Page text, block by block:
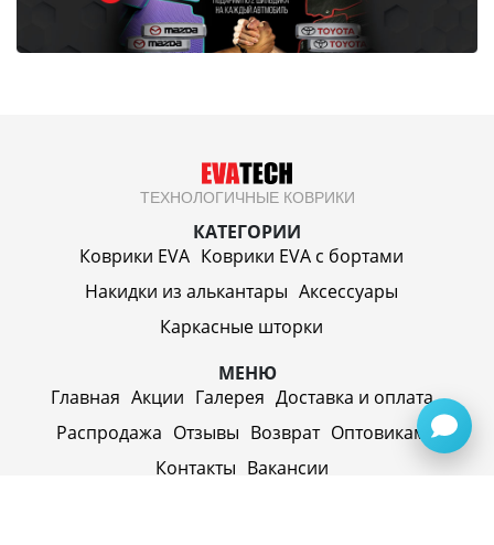
ТЕХНОЛОГИЧНЫЕ КОВРИКИ
КАТЕГОРИИ
Коврики EVA Коврики EVA c бортами
Накидки из алькантары Аксессуары
Каркасные шторки
МЕНЮ
Главная Акции Галерея Доставка и оплата
Распродажа Отзывы Возврат Оптовикам
Контакты Вакансии